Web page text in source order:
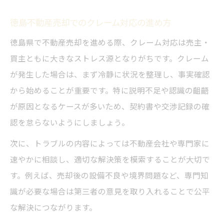
徳島不動産売却でのクレーム対応の進め方
徳島県で不動産売却を進める際、クレーム対応は売主・
買主ともに大きなストレス源となりがちです。クレーム
が発生した場合は、まず冷静に状況を整理し、事実確認
から始めることが重要です。特に説明不足や認識の齟齬
が原因となるケースが多いため、契約書や交渉記録の確
認を怠らないようにしましょう。
次に、トラブルの内容によっては不動産会社や専門家に
速やかに相談し、適切な解決策を模索することが大切で
す。例えば、売却後の設備不良や境界問題など、専門知
識が必要な場合は第三者の意見を取り入れることで公平
な解決につながります。